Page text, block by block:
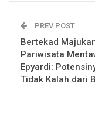
PREV POST
Bertekad
Pariwisata
Epyardi:
Tidak Kalah dari